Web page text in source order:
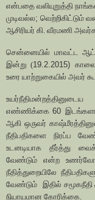
என்பதை வலியுறுத்தி
முடிவல்ல; வெற்றிகிட்டும்
ஆசிரியர் கி. வீரமணி
சென்னையில் மாவட்ட
இன்று (19.2.2015)
உரை யாற்றுகையில் அவர்
எண்ணிக்கை60
ஆகி ஒருவர்
நீதிபதிகளை நிரப்ப
உடனடியாக தீர்த்து
வேண்டும் என்ற
நீதித்துறையிலே
வேண்டும்
இதில்
நியாயமான கோரிக்கை.